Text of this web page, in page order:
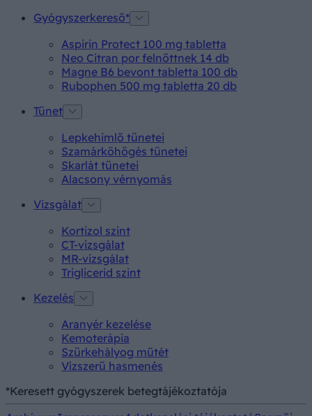
Gyógyszerkereső*
Aspirin Protect 100 mg tabletta
Neo Citran por felnőttnek 14 db
Magne B6 bevont tabletta 100 db
Rubophen 500 mg tabletta 20 db
Tünet
Lepkehimlő tünetei
Szamárköhögés tünetei
Skarlát tünetei
Alacsony vérnyomás
Vizsgálat
Kortizol szint
CT-vizsgálat
MR-vizsgálat
Triglicerid szint
Kezelés
Aranyér kezelése
Kemoterápia
Szürkehályog műtét
Vízszerű hasmenés
*Keresett gyógyszerek betegtájékoztatója